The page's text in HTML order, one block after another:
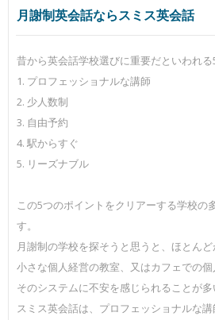
月謝制英会話ならスミス英会話
昔から英会話学校選びに重要だといわれ
1. プロフェッショナルな講師
2. 少人数制
3. 自由予約
4. 駅からすぐ
5. リーズナブル
この5つのポイントをクリアーする学校の
す。
月謝制の学校を探そうと思うと、ほとんど
小さな個人経営の教室、又はカフェでの個
そのシステムに不安を感じられることが多
スミス英会話は、プロフェッショナルな